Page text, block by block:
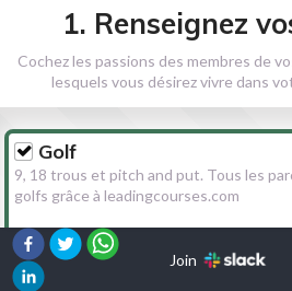
1. Renseignez
Cochez les passions des membres de
lesquels vous désirez vivre dans
Golf
9, 18 trous et pitch and put. Tous les
golfs grâce à leadingcourses.com
Randonnée
Join